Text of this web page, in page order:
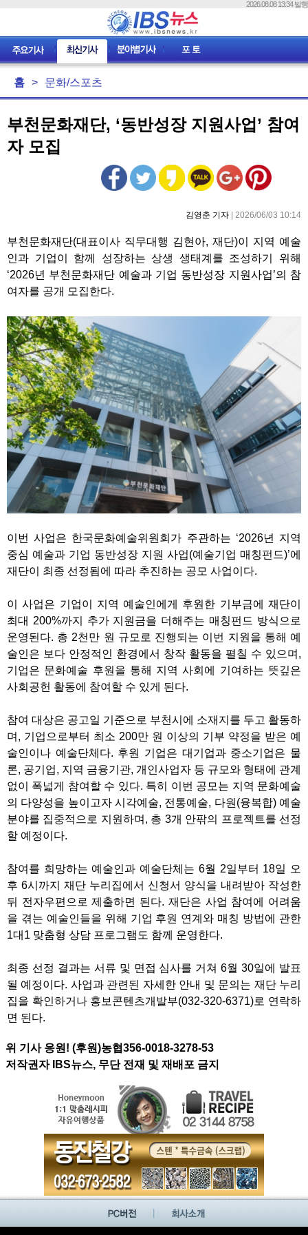
2026.08.08 13:34 발행
홈 > 문화/스포츠
부천문화재단, ‘동반성장 지원사업’ 참여
자 모집
김영춘 기자 | 2026/06/03 10:14
부천문화재단(대표이사 직무대행 김현아, 재단)이 지역 예술
인과 기업이 함께 성장하는 상생 생태계를 조성하기 위해
‘2026년 부천문화재단 예술과 기업 동반성장 지원사업’의 참
여자를 공개 모집한다.
이번 사업은 한국문화예술위원회가 주관하는 ‘2026년 지역
중심 예술과 기업 동반성장 지원 사업(예술기업 매칭펀드)’에
재단이 최종 선정됨에 따라 추진하는 공모 사업이다.
이 사업은 기업이 지역 예술인에게 후원한 기부금에 재단이
최대 200%까지 추가 지원금을 더해주는 매칭펀드 방식으로
운영된다. 총 2천만 원 규모로 진행되는 이번 지원을 통해 예
술인은 보다 안정적인 환경에서 창작 활동을 펼칠 수 있으며,
기업은 문화예술 후원을 통해 지역 사회에 기여하는 뜻깊은
사회공헌 활동에 참여할 수 있게 된다.
참여 대상은 공고일 기준으로 부천시에 소재지를 두고 활동하
며, 기업으로부터 최소 200만 원 이상의 기부 약정을 받은 예
술인이나 예술단체다. 후원 기업은 대기업과 중소기업은 물
론, 공기업, 지역 금융기관, 개인사업자 등 규모와 형태에 관계
없이 폭넓게 참여할 수 있다. 특히 이번 공모는 지역 문화예술
의 다양성을 높이고자 시각예술, 전통예술, 다원(융복합) 예술
분야를 집중적으로 지원하며, 총 3개 안팎의 프로젝트를 선정
할 예정이다.
참여를 희망하는 예술인과 예술단체는 6월 2일부터 18일 오
후 6시까지 재단 누리집에서 신청서 양식을 내려받아 작성한
뒤 전자우편으로 제출하면 된다. 재단은 사업 참여에 어려움
을 겪는 예술인들을 위해 기업 후원 연계와 매칭 방법에 관한
1대1 맞춤형 상담 프로그램도 함께 운영한다.
최종 선정 결과는 서류 및 면접 심사를 거쳐 6월 30일에 발표
될 예정이다. 사업과 관련된 자세한 안내 및 문의는 재단 누리
집을 확인하거나 홍보콘텐츠개발부(032-320-6371)로 연락하
면 된다.
위 기사 응원! (후원)농협356-0018-3278-53
저작권자 IBS뉴스, 무단 전재 및 재배포 금지